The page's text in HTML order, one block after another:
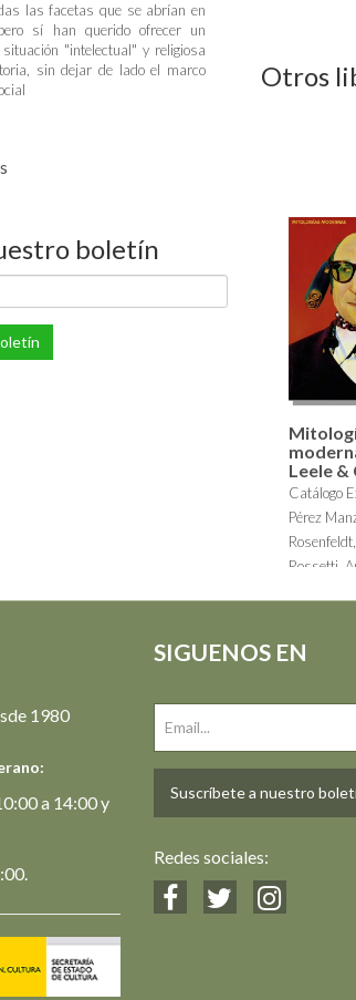
las facetas que se abrían en
sí han querido ofrecer un
"intelectual" y religiosa
sin dejar de lado el marco
boletín
Otros
Leele &
Catálogo
Pérez
Rossetti,
1980
a 14:00 y
SIGUENOS EN
Suscríbete a nuestro
Redes sociales: